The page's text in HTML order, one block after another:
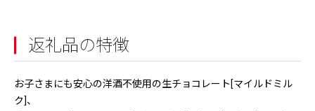
返礼品の特徴
お子さまにも安心の洋酒不使用の生チョコレート[マイルドミル
ク]、